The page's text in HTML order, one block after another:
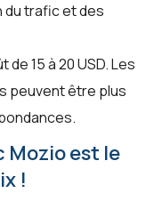
du trafic et des
de 15 à 20 USD. Les
peuvent être plus
Mozio est le
!